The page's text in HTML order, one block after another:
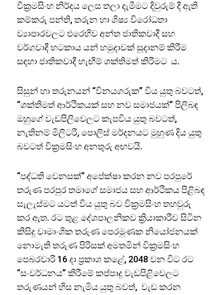
වික්‍රමසිංහ නිර්දය ලෙස තලා දැමීමට දිවුරුම් දී ඇති
කම්කරු පන්ති, තරුන හා ශිෂ්‍ය විරෝධතා
ව්‍යාපාරවලට එරෙහිව අන්ත ජාතිකවාදී සහ
වර්ගවාදී භටකාය යන් හමුදාවක් සූදානම් කිරීම
සඳහා ජාතිකවාදී හැඟීම් ශක්තිමත් කිරීමට ය.
සිසුන් හා තරුනයන් “විනයගරුක” විය යුතු බවටත්,
“ශක්තිමත් ආර්ථිකයක් සහ නව සමාජයක්” පිලිබඳ
ඔහුගේ වැඩපිලිවෙලට කැපවිය යුතු බවටත්,
නැතිනම් මිලිටරි, පොලිස් මර්දනයට මුහුණ දිය යුතු
බවටත් වික්‍රමසිංහ අනතුරු අඟවයි.
“පද්ධති වෙනසක්” අපේක්ෂා කරන නව පරපුරේ
තරුණ පරපුර තමාගේ සමාජය සහ ආර්ථිකය පිළිබඳ
සැලැස්මට යටත් විය යුතු බව වික්‍රමසිංහ තහවුරු
කර ඇත. රට තුළ දේශපාලනිකව ක්‍රියාකාරීව සිටින
කිසිදු වාමාංශික තරුණ පෙරමුණක නියෝජනයක්
නොමැති තරුණ පිරිසක් අමතමින් වික්‍රමසිංහ
පෙබරවාරි 16 දා ප්‍රකාශ කළේ, 2048 වන විට රට
“සංවර්ධනය” කිරීමේ කප්පාදු වැඩපිළිවෙලට
තරුණයන් හිස නැමිය යුතු බවත්, වැඩ කරන